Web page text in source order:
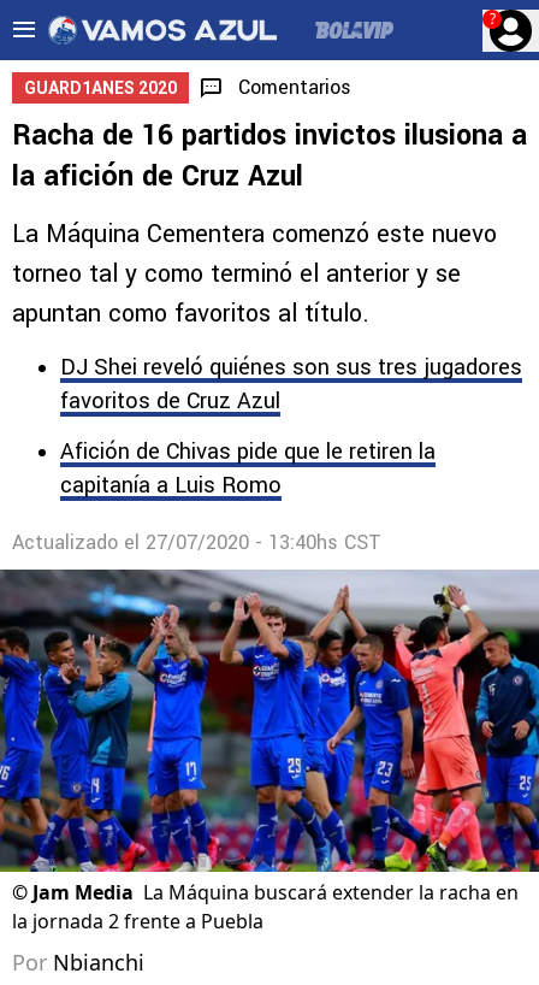
?
GUARD1ANES 2020 Comentarios
Racha de 16 partidos invictos ilusiona a
la afición de Cruz Azul
La Máquina Cementera comenzó este nuevo
torneo tal y como terminó el anterior y se
apuntan como favoritos al título.
DJ Shei reveló quiénes son sus tres jugadores
favoritos de Cruz Azul
Afición de Chivas pide que le retiren la
capitanía a Luis Romo
Actualizado el 27/07/2020 - 13:40hs CST
©Jam Media La Máquina buscará extender la racha en
la jornada 2 frente a Puebla
Por Nbianchi